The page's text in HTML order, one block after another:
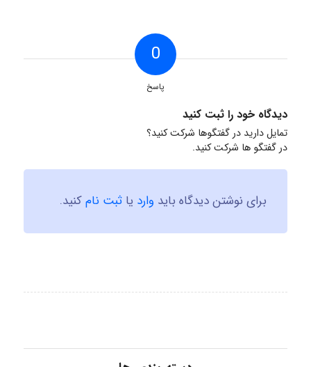
0
پاسخ
دیدگاه خود را ثبت کنید
تمایل دارید در گفتگوها شرکت کنید؟
در گفتگو ها شرکت کنید.
برای نوشتن دیدگاه باید وارد یا ثبت نامکنید.